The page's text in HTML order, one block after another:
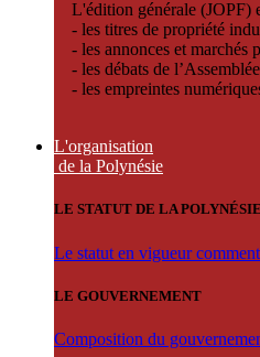
L'édition générale (JOPF)
- les titres de propriété
- les annonces et marchés
- les débats de
- les empreintes
L'organisation
de la Polynésie
LE STATUT DE LA
Le statut en vigueur
LE GOUVERNEMENT
Composition du